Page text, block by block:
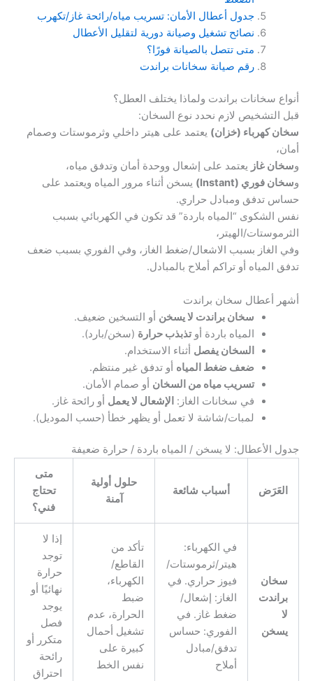
جدول أعطال الأمان: تسريب مياه/رائحة غاز/تكهرب
نصائح تشغيل وصيانة دورية لتقليل الأعطال
متى تتصل بالصيانة فورًا؟
رقم صيانة سخانات براندت
أنواع سخانات براندت ولماذا يختلف العطل؟
قبل التشخيص لازم نحدد نوع السخان:
سخان كهرباء (خزان) يعتمد على هيتر داخلي وثرموستات وصمام
أمان،
وسخان غاز يعتمد على إشعال ووحدة أمان وتدفق مياه،
وسخان فوري (Instant)
يسخن أثناء مرور المياه ويعتمد على
حساس تدفق ومبادل حراري.
نفس الشكوى “المياه باردة” قد تكون في الكهربائي بسبب
الثرموستات/الهيتر،
وفي الغاز بسبب الاشعال/ضغط الغاز، وفي الفوري بسبب ضعف
تدفق المياه أو تراكم أملاح بالمبادل.
أشهر أعطال سخان براندت
سخان براندت لا يسخن أو التسخين ضعيف.
المياه باردة أوتذبذب حرارة (سخن/بارد).
السخان يفصل أثناء الاستخدام.
ضعف ضغط المياه أو تدفق غير منتظم.
تسريب مياه من السخان أو صمام الأمان.
في سخانات الغاز: الإشعال لا يعمل أو رائحة غاز.
لمبات/شاشة لا تعمل أو يظهر خطأ (حسب الموديل).
جدول الأعطال: لا يسخن / المياه باردة / حرارة ضعيفة
العَرَض أسباب شائعة
حلول أولية
آمنة
متى
تحتاج
فني؟
سخان
براندت
لا
يسخن
في الكهرباء:
هيتر/ثرموستات/
فيوز حراري. في
الغاز: إشعال/
ضغط غاز. في
الفوري: حساس
تدفق/مبادل
أملاح
تأكد من
القاطع/
الكهرباء،
ضبط
الحرارة، عدم
تشغيل أحمال
كبيرة على
نفس الخط
إذا لا
توجد
حرارة
نهائيًا أو
يوجد
فصل
متكرر أو
رائحة
احتراق